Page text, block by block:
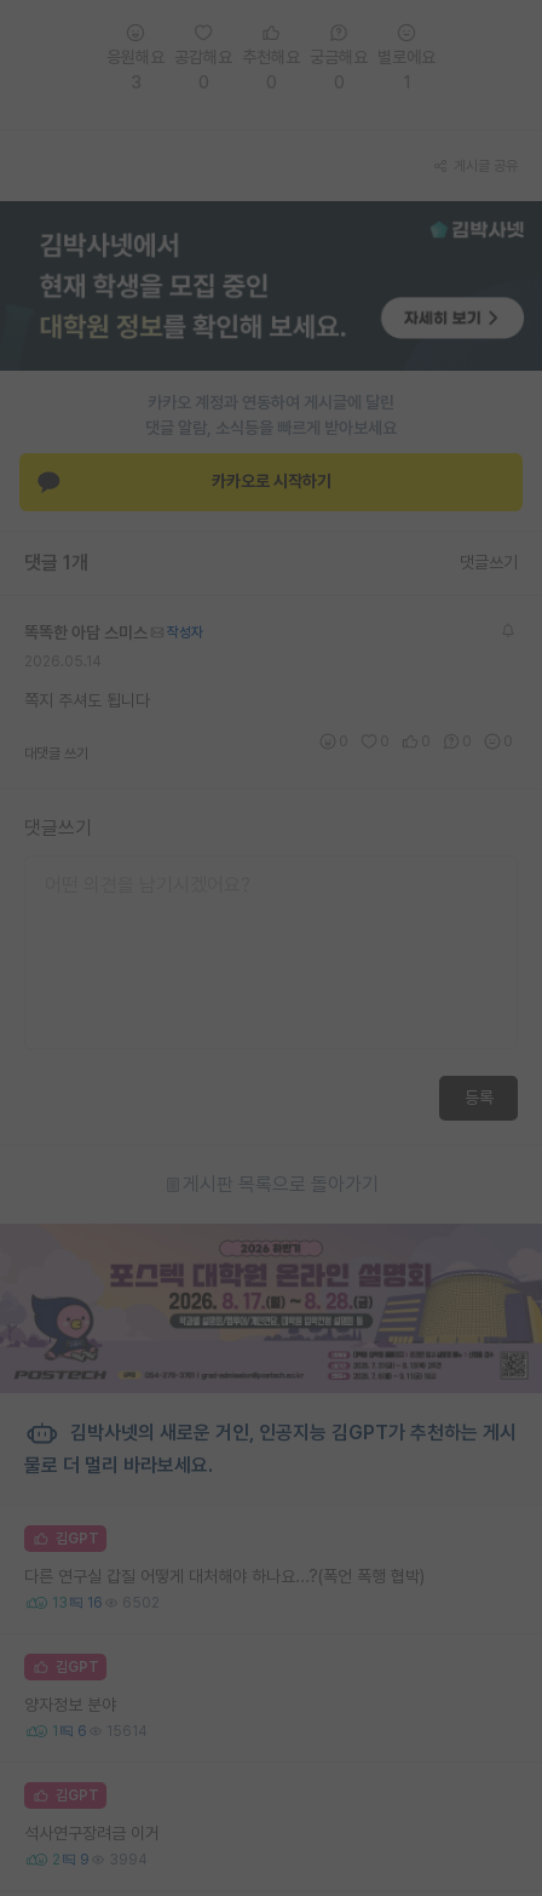
카카오 계정과 연동하여 게시글에 달린
댓글 알람, 소식등을 빠르게 받아보세요
카카오로 시작하기
댓글 1개 댓글쓰기
똑똑한 아담 스미스
작성자
쪽지 주셔도 됩니다
대댓글 쓰기
댓글쓰기
등록
게시판 목록으로 돌아가기
김박사넷의 새로운 거인, 인공지능 김GPT가 추천하는 게시
물로 더 멀리 바라보세요.
김GPT
다른 연구실 갑질 어떻게 대처해야 하나요...?(폭언 폭행 협박)
13 16 6502
김GPT
양자정보 분야
1 6 15614
김GPT
석사연구장려금 이거
2 9 3994